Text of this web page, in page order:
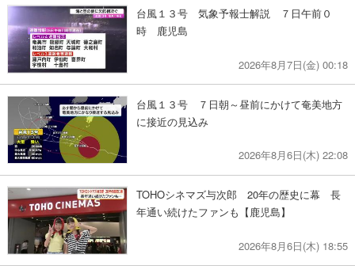
台風１３号 気象予報士解説 ７日午前０
時 鹿児島
2026年8月7日(金) 00:18
台風１３号 ７日朝～昼前にかけて奄美地方
に接近の見込み
2026年8月6日(木) 22:08
TOHOシネマズ与次郎 20年の歴史に幕 長
年通い続けたファンも【鹿児島】
2026年8月6日(木) 18:55